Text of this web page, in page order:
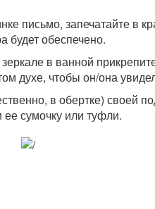
письмо, запечатайте в
будет обеспечено.
в ванной
духе, чтобы он/она
в обертке) своей
сумочку или туфли.